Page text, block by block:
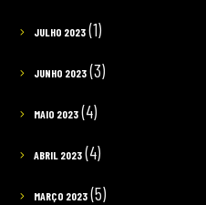
JULHO 2023(1)
JUNHO 2023(3)
MAIO 2023(4)
ABRIL 2023(4)
MARÇO 2023(5)